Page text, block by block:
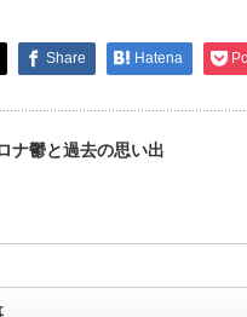
Share Hatena
ナ鬱と過去の思い出